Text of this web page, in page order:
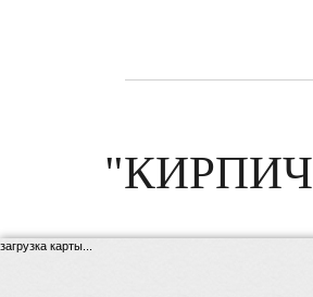
"КИРПИЧ
загрузка карты...